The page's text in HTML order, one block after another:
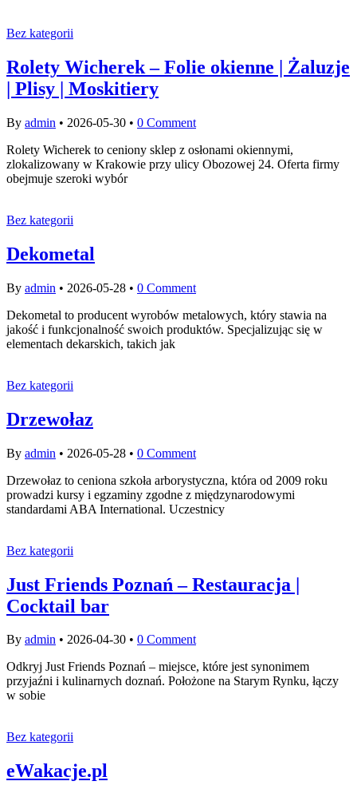
Bez kategorii
Rolety Wicherek – Folie okienne | Żaluzje
| Plisy | Moskitiery
By admin • 2026-05-30 • 0 Comment
Rolety Wicherek to ceniony sklep z osłonami okiennymi,
zlokalizowany w Krakowie przy ulicy Obozowej 24. Oferta firmy
obejmuje szeroki wybór
Bez kategorii
Dekometal
By admin • 2026-05-28 • 0 Comment
Dekometal to producent wyrobów metalowych, który stawia na
jakość i funkcjonalność swoich produktów. Specjalizując się w
elementach dekarskich, takich jak
Bez kategorii
Drzewołaz
By admin • 2026-05-28 • 0 Comment
Drzewołaz to ceniona szkoła arborystyczna, która od 2009 roku
prowadzi kursy i egzaminy zgodne z międzynarodowymi
standardami ABA International. Uczestnicy
Bez kategorii
Just Friends Poznań – Restauracja |
Cocktail bar
By admin • 2026-04-30 • 0 Comment
Odkryj Just Friends Poznań – miejsce, które jest synonimem
przyjaźni i kulinarnych doznań. Położone na Starym Rynku, łączy
w sobie
Bez kategorii
eWakacje.pl